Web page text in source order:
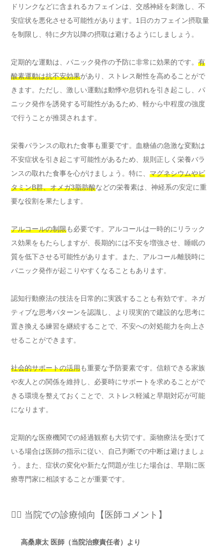
ドリンクなどに含まれるカフェインは、交感神経を刺激し、不
安症状を悪化させる可能性があります。1日のカフェイン摂取量
を制限し、特に夕方以降の摂取は避けるようにしましょう。
定期的な運動は、パニック発作の予防に非常に効果的です。 有
酸素運動は抗不安効果があり、ストレス耐性を高めることがで
きます。ただし、激しい運動は動悸や息切れを引き起こし、パ
ニック発作を誘発する可能性があるため、軽から中程度の強度
で行うことが推奨されます。
栄養バランスの取れた食事も重要です。血糖値の急激な変動は
不安症状を引き起こす可能性があるため、規則正しく栄養バラ
ンスの取れた食事を心がけましょう。特に、 マグネシウムやビ
タミンB群、オメガ3脂肪酸などの栄養素は、神経系の安定に重
要な役割を果たします。
アルコールの制限も必要です。アルコールは一時的にリラック
ス効果をもたらしますが、長期的には不安を増強させ、睡眠の
質を低下させる可能性があります。また、アルコール離脱時に
パニック発作が起こりやすくなることもあります。
認知行動療法の技法を日常的に実践することも有効です。ネガ
ティブな思考パターンを認識し、より現実的で建設的な思考に
置き換える練習を継続することで、不安への対処能力を向上さ
せることができます。
社会的サポートの活用も重要な予防要素です。信頼できる家族
や友人との関係を維持し、必要時にサポートを求めることがで
きる環境を整えておくことで、ストレス軽減と早期対応が可能
になります。
定期的な医療機関での経過観察も大切です。薬物療法を受けて
いる場合は医師の指示に従い、自己判断での中断は避けましょ
う。また、症状の変化や新たな問題が生じた場合は、早期に医
療専門家に相談することが重要です。
👨‍⚕️ 当院での診療傾向【医師コメント】
高桑康太 医師（当院治療責任者）より